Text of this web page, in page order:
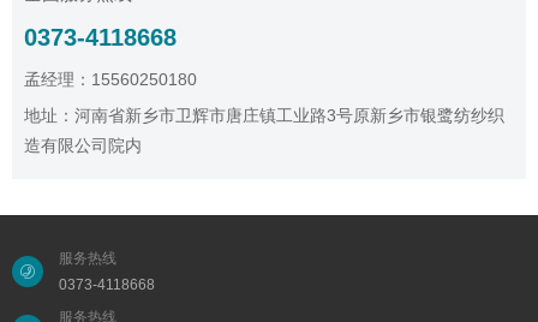
0373-4118668
孟经理：15560250180
地址：河南省新乡市卫辉市唐庄镇工业路3号原新乡市银鹭纺纱织
造有限公司院内
服务热线
0373-4118668
服务热线